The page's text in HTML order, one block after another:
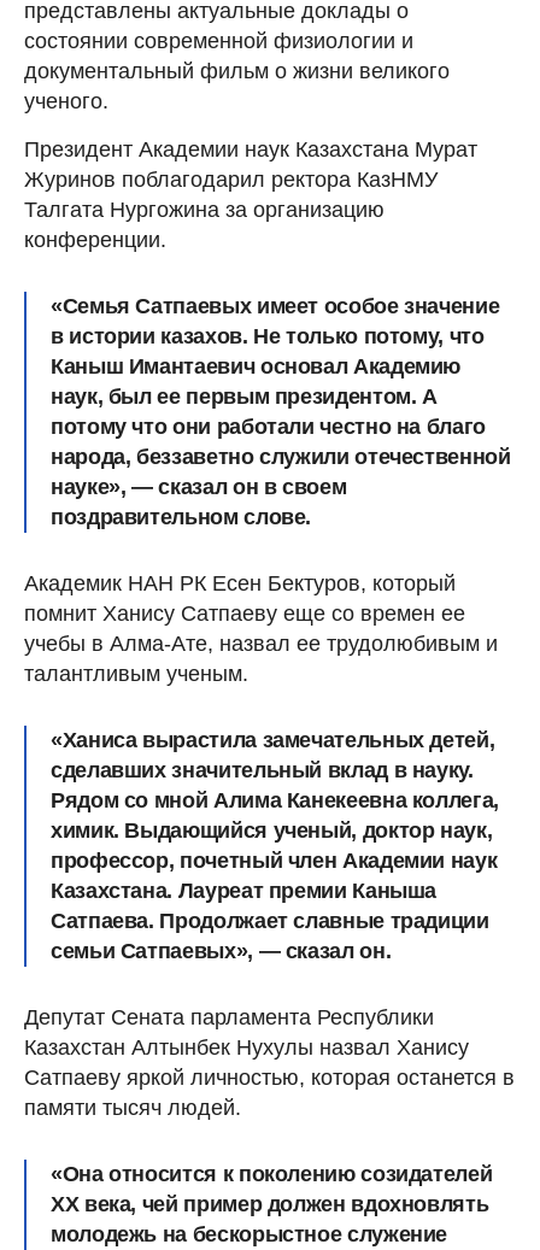
представлены актуальные доклады о
состоянии современной физиологии и
документальный фильм о жизни великого
ученого.
Президент Академии наук Казахстана Мурат
Журинов поблагодарил ректора КазНМУ
Талгата Нургожина за организацию
конференции.
«Семья Сатпаевых имеет особое значение
в истории казахов. Не только потому, что
Каныш Имантаевич основал Академию
наук, был ее первым президентом. А
потому что они работали честно на благо
народа, беззаветно служили отечественной
науке», — сказал он в своем
поздравительном слове.
Академик НАН РК Есен Бектуров, который
помнит Ханису Сатпаеву еще со времен ее
учебы в Алма-Ате, назвал ее трудолюбивым и
талантливым ученым.
«Ханиса вырастила замечательных детей,
сделавших значительный вклад в науку.
Рядом со мной Алима Канекеевна коллега,
химик. Выдающийся ученый, доктор наук,
профессор, почетный член Академии наук
Казахстана. Лауреат премии Каныша
Сатпаева. Продолжает славные традиции
семьи Сатпаевых», — сказал он.
Депутат Сената парламента Республики
Казахстан Алтынбек Нухулы назвал Ханису
Сатпаеву яркой личностью, которая останется в
памяти тысяч людей.
«Она относится к поколению созидателей
XX века, чей пример должен вдохновлять
молодежь на бескорыстное служение